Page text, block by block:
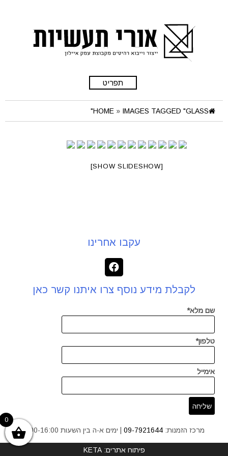
תפריט
HOME » IMAGES TAGGED "GLASS"
[SHOW SLIDESHOW]
עקבו אחרינו
לקבלת מידע נוסף צרו איתנו קשר כאן
שם מלא*
טלפון*
אימייל
מרכז הזמנות: 09-7921644 | ימים א-ה בין השעות 9:00-16:00
0
פיתוח אתרים: KETA